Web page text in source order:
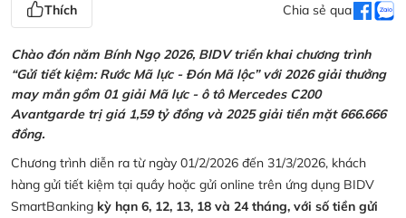
Thích Chia sẻ qua
Chào đón năm Bính Ngọ 2026, BIDV triển khai chương trình
“Gửi tiết kiệm: Rước Mã lực - Đón Mã lộc” với 2026 giải thưởng
may mắn gồm 01 giải Mã lực - ô tô Mercedes C200
Avantgarde trị giá 1,59 tỷ đồng và 2025 giải tiền mặt 666.666
đồng.
Chương trình diễn ra từ ngày 01/2/2026 đến 31/3/2026, khách
hàng gửi tiết kiệm tại quầy hoặc gửi online trên ứng dụng BIDV
SmartBanking kỳ hạn 6, 12, 13, 18 và 24 tháng, với số tiền gửi